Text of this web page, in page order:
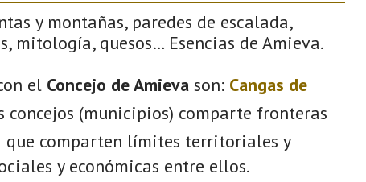
y montañas, paredes de escalada,
mitología, quesos… Esencias de Amieva.
el Concejo de Amieva son: Cangas de
concejos (municipios) comparte fronteras
que comparten límites territoriales y
y económicas entre ellos.